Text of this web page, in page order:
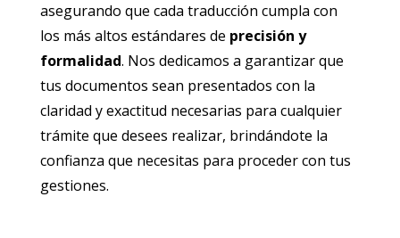
asegurando que cada traducción cumpla con
los más altos estándares de precisión y
formalidad. Nos dedicamos a garantizar que
tus documentos sean presentados con la
claridad y exactitud necesarias para cualquier
trámite que desees realizar, brindándote la
confianza que necesitas para proceder con tus
gestiones.